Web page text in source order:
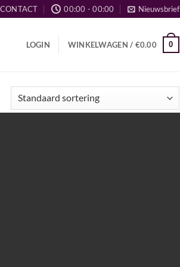
CONTACT 00:00 - 00:00 Nieuwsbrief
LOGIN WINKELWAGEN / €0.00 0